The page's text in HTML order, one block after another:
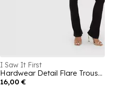
I Saw It First
Hardwear Detail Flare Trousers
16,00 €